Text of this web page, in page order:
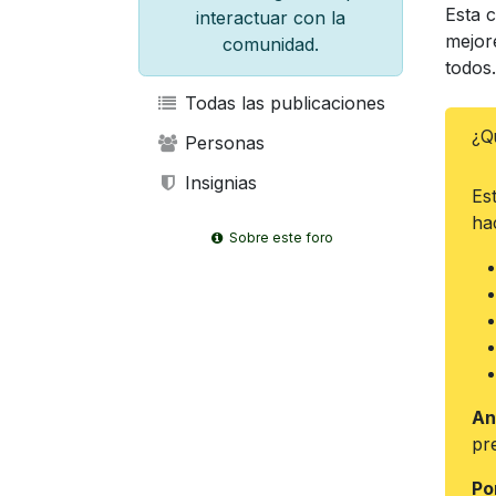
interactuar con la
comunidad.
Todas las publicaciones
Personas
Insignias
Sobre este foro
Esta
todos.